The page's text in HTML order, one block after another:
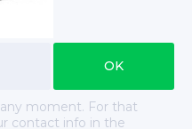
moment. For that
contact info in the